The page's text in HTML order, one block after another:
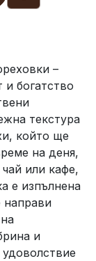
–
и богатство
текстура
който ще
на деня,
или кафе,
е изпълнена
и